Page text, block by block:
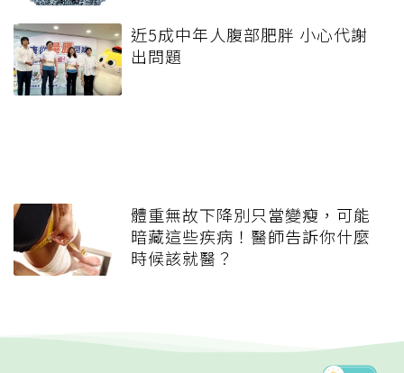
近5成中年人腹部肥胖 小心代謝
出問題
體重無故下降別只當變瘦，可能
暗藏這些疾病！醫師告訴你什麼
時候該就醫？